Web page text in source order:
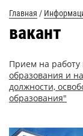
Главная /
вакант
Прием на работу
образования и
должности,
образования"